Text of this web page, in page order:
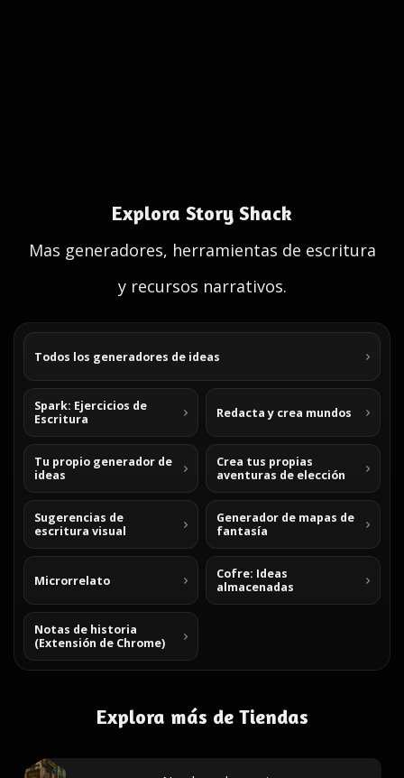
Explora Story Shack
Mas generadores, herramientas de escritura
y recursos narrativos.
Todos los generadores de ideas
Spark: Ejercicios de
Escritura
Redacta y crea mundos
Tu propio generador de
ideas
Crea tus propias
aventuras de elección
Sugerencias de
escritura visual
Generador de mapas de
fantasía
Microrrelato
Cofre: Ideas
almacenadas
Notas de historia
(Extensión de Chrome)
Explora más de Tiendas